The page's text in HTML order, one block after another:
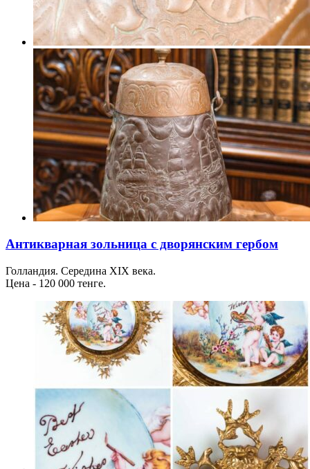
Антикварная зольница с дворянским гербом
Голландия. Середина XIX века.
Цена - 120 000 тенге.